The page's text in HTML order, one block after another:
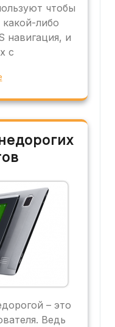
чтобы
либо
навигация, и
с
– это
Ведь